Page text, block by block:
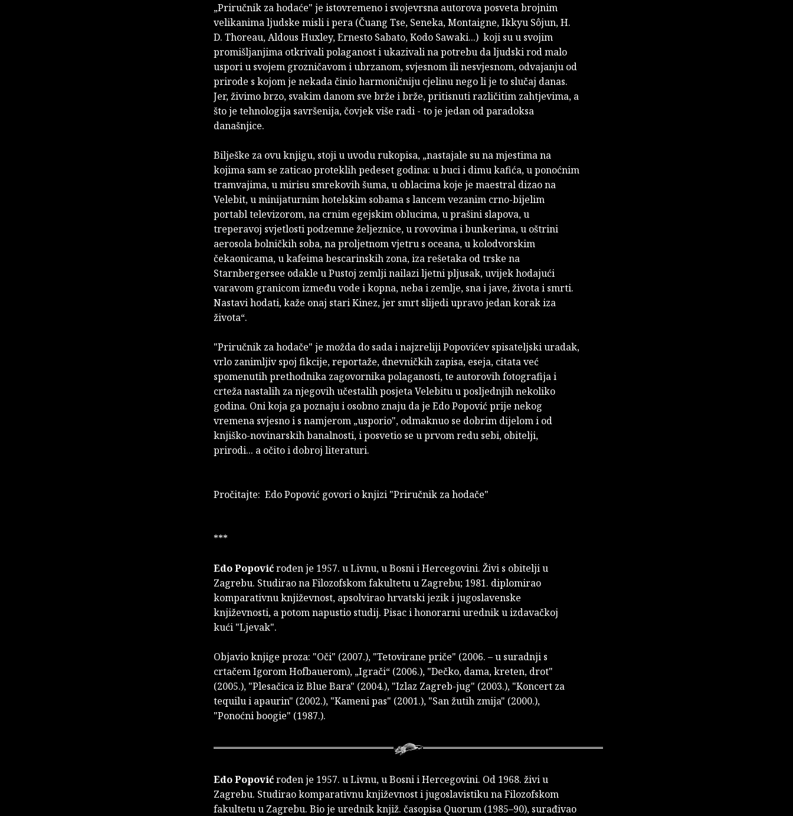
„Priručnik za hodaće" je istovremeno i svojevrsna autorova posveta brojnim
velikanima ljudske misli i pera (Čuang Tse, Seneka, Montaigne, Ikkyu Sôjun, H.
D. Thoreau, Aldous Huxley, Ernesto Sabato, Kodo Sawaki...) koji su u svojim
promišljanjima otkrivali polaganost i ukazivali na potrebu da ljudski rod malo
uspori u svojem grozničavom i ubrzanom, svjesnom ili nesvjesnom, odvajanju od
prirode s kojom je nekada činio harmoničniju cjelinu nego li je to slučaj danas.
Jer, živimo brzo, svakim danom sve brže i brže, pritisnuti različitim zahtjevima, a
što je tehnologija savršenija, čovjek više radi - to je jedan od paradoksa
današnjice.
Bilješke za ovu knjigu, stoji u uvodu rukopisa, „nastajale su na mjestima na
kojima sam se zaticao proteklih pedeset godina: u buci i dimu kafića, u ponoćnim
tramvajima, u mirisu smrekovih šuma, u oblacima koje je maestral dizao na
Velebit, u minijaturnim hotelskim sobama s lancem vezanim crno-bijelim
portabl televizorom, na crnim egejskim oblucima, u prašini slapova, u
treperavoj svjetlosti podzemne željeznice, u rovovima i bunkerima, u oštrini
aerosola bolničkih soba, na proljetnom vjetru s oceana, u kolodvorskim
čekaonicama, u kafeima bescarinskih zona, iza rešetaka od trske na
Starnbergersee odakle u Pustoj zemlji nailazi ljetni pljusak, uvijek hodajući
varavom granicom između vode i kopna, neba i zemlje, sna i jave, života i smrti.
Nastavi hodati, kaže onaj stari Kinez, jer smrt slijedi upravo jedan korak iza
života“.
"Priručnik za hodače" je možda do sada i najzreliji Popovićev spisateljski uradak,
vrlo zanimljiv spoj fikcije, reportaže, dnevničkih zapisa, eseja, citata već
spomenutih prethodnika zagovornika polaganosti, te autorovih fotografija i
crteža nastalih za njegovih učestalih posjeta Velebitu u posljednjih nekoliko
godina. Oni koja ga poznaju i osobno znaju da je Edo Popović prije nekog
vremena svjesno i s namjerom „usporio", odmaknuo se dobrim dijelom i od
knjiško-novinarskih banalnosti, i posvetio se u prvom redu sebi, obitelji,
prirodi... a očito i dobroj literaturi.
Pročitajte: Edo Popović govori o knjizi "Priručnik za hodače"
***
Edo Popovićrođen je 1957. u Livnu, u Bosni i Hercegovini. Živi s obitelji u
Zagrebu. Studirao na Filozofskom fakultetu u Zagrebu; 1981. diplomirao
komparativnu književnost, apsolvirao hrvatski jezik i jugoslavenske
književnosti, a potom napustio studij. Pisac i honorarni urednik u izdavačkoj
kući "Ljevak".
Objavio knjige proza: "Oči" (2007.), "Tetovirane priče" (2006. – u suradnji s
crtačem Igorom Hofbauerom), „Igrači“ (2006.), "Dečko, dama, kreten, drot"
(2005.), "Plesačica iz Blue Bara" (2004.), "Izlaz Zagreb-jug" (2003.), "Koncert za
tequilu i apaurin" (2002.), "Kameni pas" (2001.), "San žutih zmija" (2000.),
"Ponoćni boogie" (1987.).
Edo Popovićrođen je 1957. u Livnu, u Bosni i Hercegovini. Od 1968. živi u
Zagrebu. Studirao komparativnu književnost i jugoslavistiku na Filozofskom
fakultetu u Zagrebu. Bio je urednik knjiž. časopisa Quorum (1985–90), surađivao